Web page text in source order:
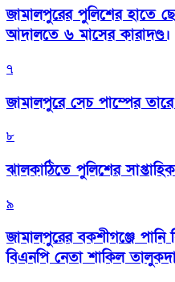
জামালপুরের পুলিশের হাতে
আদালতে ৬ মাসের কারাদণ্ড।
৭
জামালপুরে সেচ পাম্পের
৮
‎ঝালকাঠিতে পুলিশের
৯
জামালপুরের বকশীগঞ্জে পানি
বিএনপি নেতা শাকিল